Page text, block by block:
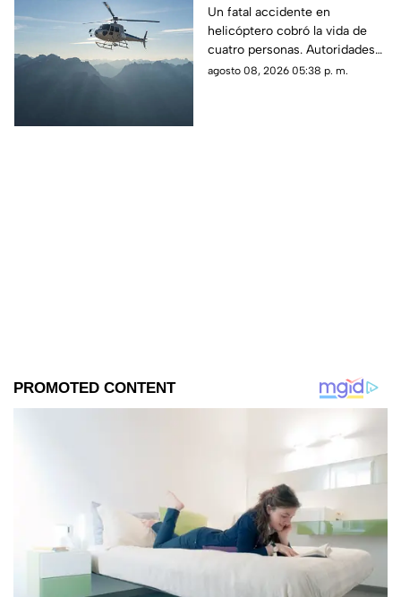
en zona boscosa y
mueren cuatro
personas
Un fatal accidente en
helicóptero cobró la vida de
cuatro personas. Autoridades
confirmaron que la aeronave
agosto 08, 2026 05:38 p. m.